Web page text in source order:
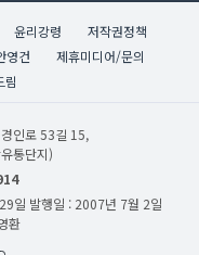
윤리강령
저작권정책
영건
제휴미디어/문의
림
인로 53길 15,
통단지)
일 발행일 : 2007년 7월 2일
환